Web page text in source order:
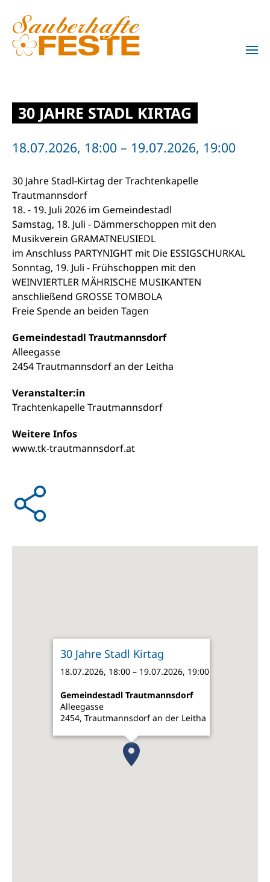
Zum Hauptinhalt springen
30 JAHRE STADL KIRTAG
18.07.2026, 18:00 – 19.07.2026, 19:00
30 Jahre Stadl-Kirtag der Trachtenkapelle
Trautmannsdorf
18. - 19. Juli 2026 im Gemeindestadl
Samstag, 18. Juli - Dämmerschoppen mit den
Musikverein GRAMATNEUSIEDL
im Anschluss PARTYNIGHT mit Die ESSIGSCHURKAL
Sonntag, 19. Juli - Frühschoppen mit den
WEINVIERTLER MÄHRISCHE MUSIKANTEN
anschließend GROSSE TOMBOLA
Freie Spende an beiden Tagen
Gemeindestadl Trautmannsdorf
Alleegasse
2454 Trautmannsdorf an der Leitha
Veranstalter:in
Trachtenkapelle Trautmannsdorf
Weitere Infos
www.tk-trautmannsdorf.at
30 Jahre Stadl Kirtag
18.07.2026, 18:00 – 19.07.2026, 19:00
Gemeindestadl Trautmannsdorf
Alleegasse
2454, Trautmannsdorf an der Leitha